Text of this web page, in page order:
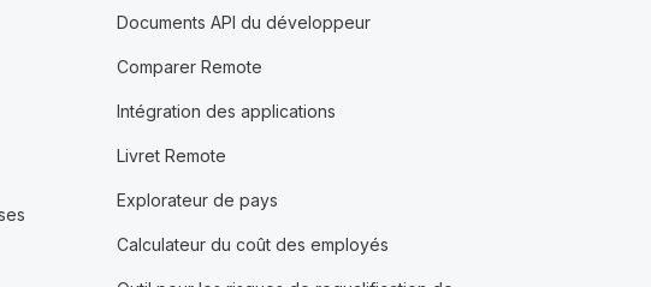
Documents API du développeur
Comparer Remote
Intégration des applications
Livret Remote
Explorateur de pays
Calculateur du coût des employés